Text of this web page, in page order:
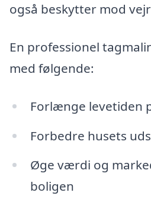
også beskytter mod
En professionel
med følgende:
Forlænge levetiden
Forbedre husets
Øge værdi og
boligen